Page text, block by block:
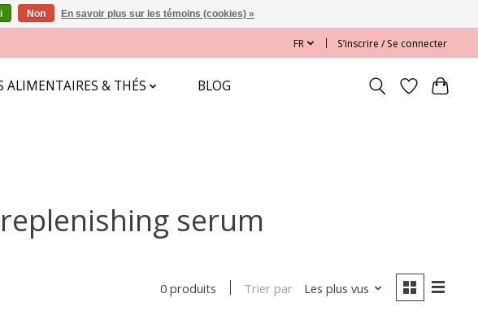
FR S’inscrire / Se connecter
ALIMENTAIRES & THÉS BLOG
serum
0 produits Trier par Les plus vus
Non En savoir plus sur les témoins (cookies) »